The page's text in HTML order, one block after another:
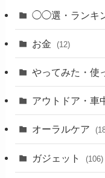
◯◯選・ランキ
お金 (12)
やってみた・使
アウトドア・車
オーラルケア
ガジェット (106)